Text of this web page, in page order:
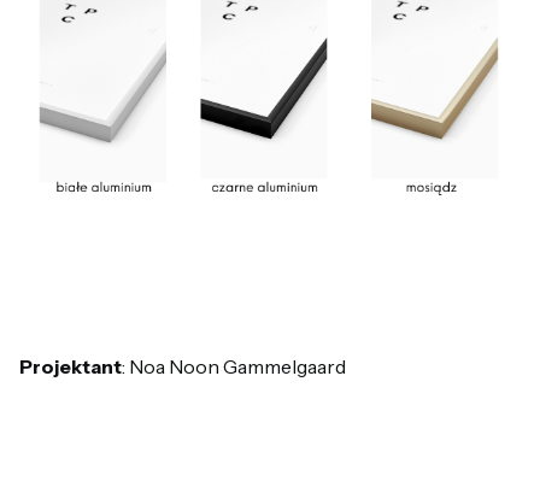
Projektant: Noa Noon Gammelgaard